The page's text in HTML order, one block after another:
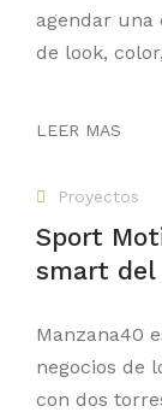
agendar una
de look,
LEER MAS
Proyectos
Sport
smart del
Manzana40
negocios de
con dos